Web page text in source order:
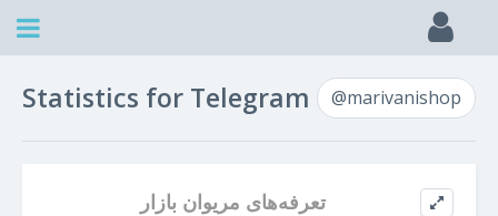
Statistics for Telegram @marivanishop
تعرفه‌های مریوان بازار